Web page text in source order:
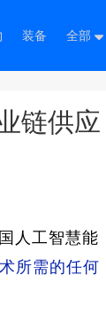
装备 全部
链供应
人工智慧能
所需的任何